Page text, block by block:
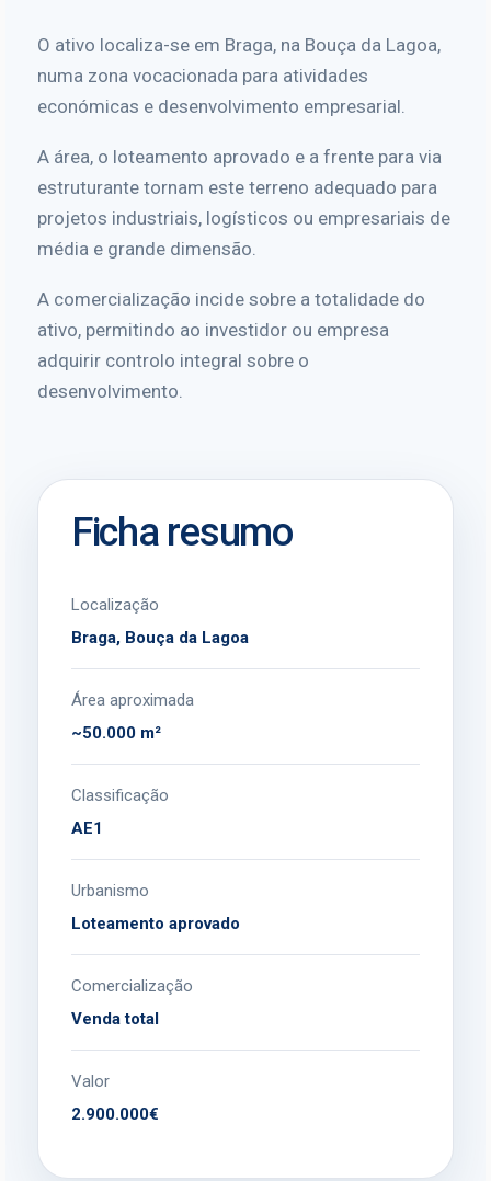
O ativo localiza-se em Braga, na Bouça da Lagoa,
numa zona vocacionada para atividades
económicas e desenvolvimento empresarial.
A área, o loteamento aprovado e a frente para via
estruturante tornam este terreno adequado para
projetos industriais, logísticos ou empresariais de
média e grande dimensão.
A comercialização incide sobre a totalidade do
ativo, permitindo ao investidor ou empresa
adquirir controlo integral sobre o
desenvolvimento.
Ficha resumo
Localização
Braga, Bouça da Lagoa
Área aproximada
~50.000 m²
Classificação
AE1
Urbanismo
Loteamento aprovado
Comercialização
Venda total
Valor
2.900.000€